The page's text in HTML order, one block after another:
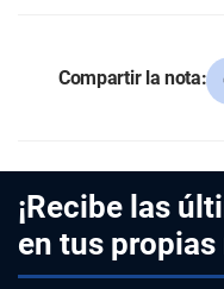
Compartir la nota:
¡Recibe las
en tus propias